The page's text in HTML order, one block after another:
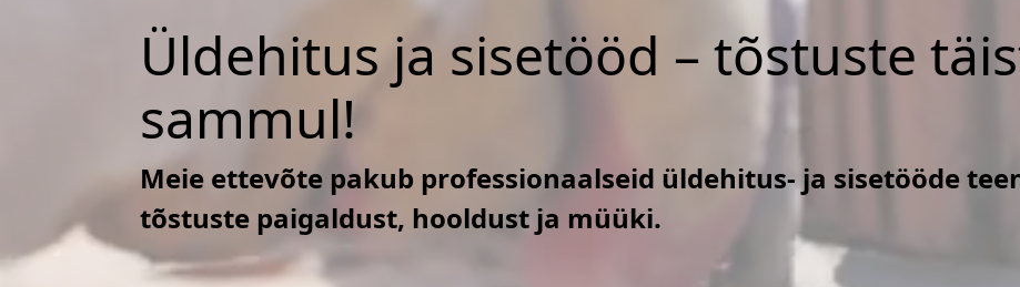
Üldehitus ja sisetööd – tõstuste
sammul!
Meie ettevõte pakub professionaalseid üldehitus- ja sisetööde
tõstuste paigaldust, hooldust ja müüki.